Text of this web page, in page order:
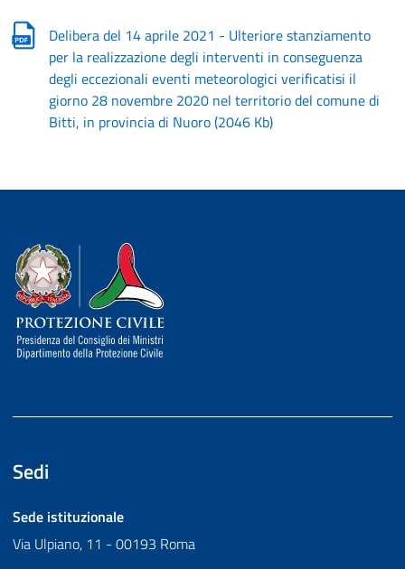
Delibera del 14 aprile 2021 - Ulteriore stanziamento
per la realizzazione degli interventi in conseguenza
degli eccezionali eventi meteorologici verificatisi il
giorno 28 novembre 2020 nel territorio del comune di
Bitti, in provincia di Nuoro(2046 Kb)
Dipartimento della Protezione Civile
Sedi
Sede istituzionale
Via Ulpiano, 11 - 00193 Roma